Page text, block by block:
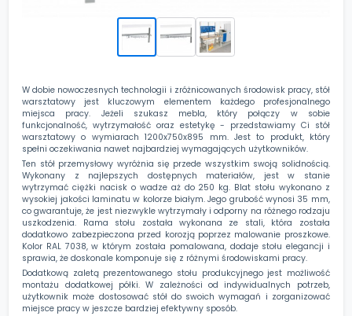
W dobie nowoczesnych technologii i zróżnicowanych środowisk pracy, stół
warsztatowy jest kluczowym elementem każdego profesjonalnego
miejsca pracy. Jeżeli szukasz mebla, który połączy w sobie
funkcjonalność, wytrzymałość oraz estetykę - przedstawiamy Ci stół
warsztatowy o wymiarach 1200x750x895 mm. Jest to produkt, który
spełni oczekiwania nawet najbardziej wymagających użytkowników.
Ten stół przemysłowy wyróżnia się przede wszystkim swoją solidnością.
Wykonany z najlepszych dostępnych materiałów, jest w stanie
wytrzymać ciężki nacisk o wadze aż do 250 kg. Blat stołu wykonano z
wysokiej jakości laminatu w kolorze białym. Jego grubość wynosi 35 mm,
co gwarantuje, że jest niezwykle wytrzymały i odporny na różnego rodzaju
uszkodzenia. Rama stołu została wykonana ze stali, która została
dodatkowo zabezpieczona przed korozją poprzez malowanie proszkowe.
Kolor RAL 7038, w którym została pomalowana, dodaje stołu elegancji i
sprawia, że doskonale komponuje się z różnymi środowiskami pracy.
Dodatkową zaletą prezentowanego stołu produkcyjnego jest możliwość
montażu dodatkowej półki. W zależności od indywidualnych potrzeb,
użytkownik może dostosować stół do swoich wymagań i zorganizować
miejsce pracy w jeszcze bardziej efektywny sposób.